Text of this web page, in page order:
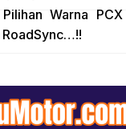
Warna
RoadSync…!!